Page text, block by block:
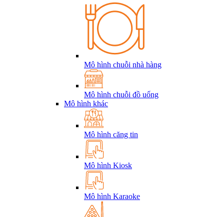
Mô hình chuỗi nhà hàng
Mô hình chuỗi đồ uống
Mô hình khác
Mô hình căng tin
Mô hình Kiosk
Mô hình Karaoke